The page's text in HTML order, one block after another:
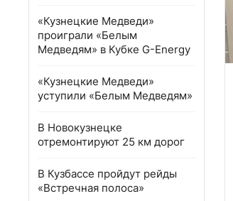
«Кузнецкие Медведи»
проиграли «Белым
Медведям» в Кубке G-Energy
«Кузнецкие Медведи»
уступили «Белым Медведям»
В Новокузнецке
отремонтируют 25 км дорог
В Кузбассе пройдут рейды
«Встречная полоса»